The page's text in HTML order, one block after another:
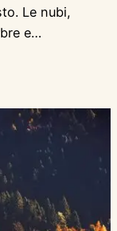
Le nubi,
e…